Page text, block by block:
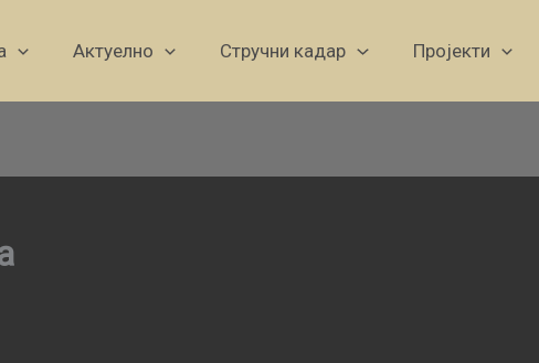
Актуелно Стручни кадар Пројекти